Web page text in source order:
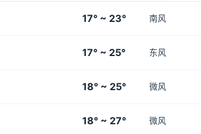
17° ~ 23° 南风
17° ~ 25° 东风
18° ~ 25° 微风
18° ~ 27° 微风